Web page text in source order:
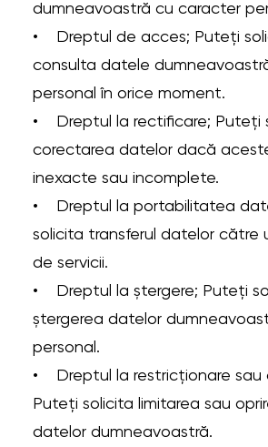
dumneavoastră cu caracter
• Dreptul de acces; Puteți
consulta datele
personal în orice moment.
• Dreptul la rectificare; Puteți
corectarea datelor dacă
inexacte sau incomplete.
• Dreptul la portabilitatea
solicita transferul datelor către
de servicii.
• Dreptul la ștergere; Puteți
ștergerea datelor
personal.
• Dreptul la restricționare sau
Puteți solicita limitarea sau
datelor dumneavoastră.